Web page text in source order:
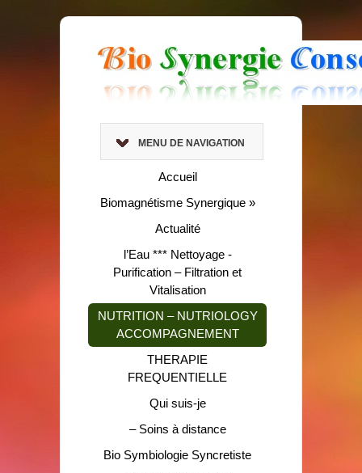
MENU DE NAVIGATION
Accueil
Biomagnétisme Synergique»
Actualité
l’Eau *** Nettoyage -
Purification – Filtration et
Vitalisation
NUTRITION – NUTRIOLOGY
ACCOMPAGNEMENT
THERAPIE
FREQUENTIELLE
Qui suis-je
– Soins à distance
Bio Symbiologie Syncretiste